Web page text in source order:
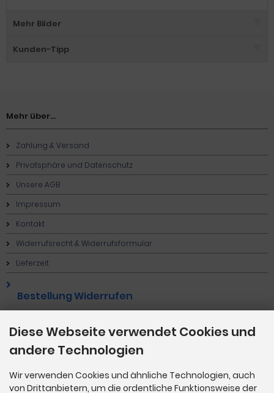
Mehr Bilder
Kunden-Tipp
Mehr über...
Zahlung & Versand
Privatsphäre und Datenschutz
Unsere AGB
Impressum
Kontakt
Widerrufsrecht & Widerrufsformular
Lieferzeit
Bestellung Widerrufen
Cookie Einstellungen
Zahlungsmethoden
Diese Webseite verwendet Cookies und
andere Technologien
Wir verwenden Cookies und ähnliche Technologien, auch
von Drittanbietern, um die ordentliche Funktionsweise der